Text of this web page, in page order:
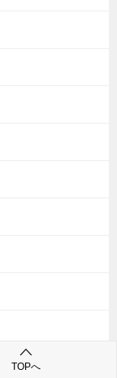
TOPへ